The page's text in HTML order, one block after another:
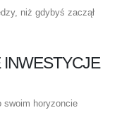
niż gdybyś zaczął
swoim horyzoncie